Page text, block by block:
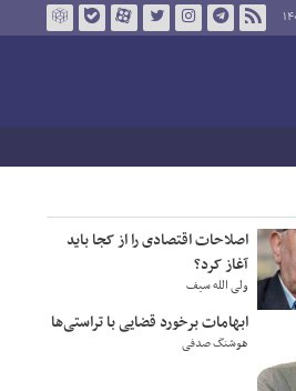
اصلاحات اقتصادی را از کجا باید
آغاز کرد؟
ولی الله سیف
ابهامات برخورد قضایی با تراستی‌ها
هوشنگ صدفی